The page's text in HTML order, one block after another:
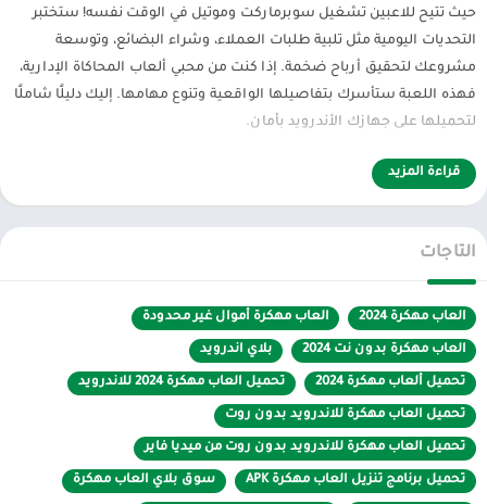
حيث تتيح للاعبين تشغيل سوبرماركت وموتيل في الوقت نفسه! ستختبر
التحديات اليومية مثل تلبية طلبات العملاء، وشراء البضائع، وتوسعة
مشروعك لتحقيق أرباح ضخمة. إذا كنت من محبي ألعاب المحاكاة الإدارية،
فهذه اللعبة ستأسرك بتفاصيلها الواقعية وتنوع مهامها. إليك دليلًا شاملًا
لتحميلها على جهازك الأندرويد بأمان.
مميزات اللعبة:
مثل الأسعار والخدمات.
توسعة المشاريع:
لجذب المزيد من الزبائن.
تحديات متنوعة:تعامل مع شكاوى العملاء، وتجنب الإفلاس، وادفع
الفواتير في الوقت المحدد.
جرافيك ثلاثي الأبعاد:استمتع بتصميمات مفصلة وواجهة مستخدم
بديهية.
وضع اللعب دون إنترنت:العب في أي وقت دون الحاجة إلى اتصال دائم
بالإنترنت.
قراءة المزيد
التاجات
العاب مهكرة 2024 العاب مهكرة أموال غير محدودة
العاب مهكرة بدون نت 2024 بلاي اندرويد
تحميل ألعاب مهكرة 2024 تحميل العاب مهكرة 2024 للاندرويد
تحميل العاب مهكرة للاندرويد بدون روت
تحميل العاب مهكرة للاندرويد بدون روت من ميديا فاير
تحميل برنامج تنزيل العاب مهكرة APK سوق بلاي العاب مهكرة